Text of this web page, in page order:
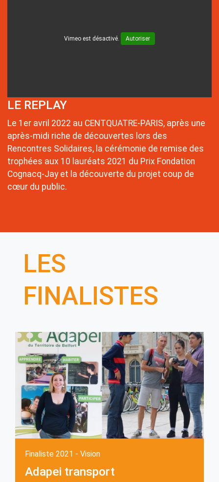
Vimeo est désactivé. Autoriser
LE REPLAY
Le 1er avril 2022 au CENTQUATRE-PARIS, après une
après-midi riche de découvertes lors des
Rencontres Solidaires, la cérémonie de remise des
trophées aux 10 lauréats 2021 du Prix Fondation
Cognacq-Jay et la découverte du projet coup de
cœur du public.
LES
FINALISTES
Finaliste 2021 - Vision
Adapei transport